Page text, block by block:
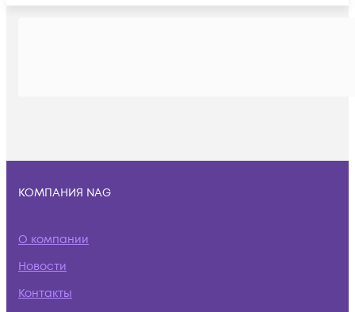
КОМПАНИЯ NAG
О компании
Новости
Контакты